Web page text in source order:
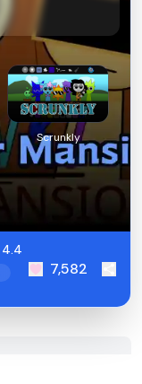
Scrunkly
4.4
7,582